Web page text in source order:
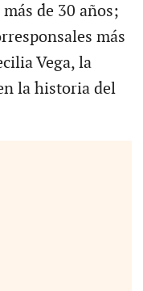
de 30 años;
más
Vega, la
la historia del